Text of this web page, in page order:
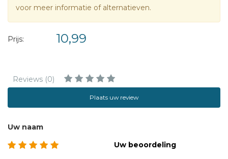
voor meer informatie of alternatieven.
Prijs: 10,99
Reviews (0)
Plaats uw review
Uw naam
Uw beoordeling